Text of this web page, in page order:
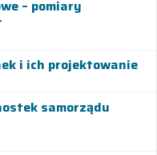
– pomiary
i ich projektowanie
samorządu